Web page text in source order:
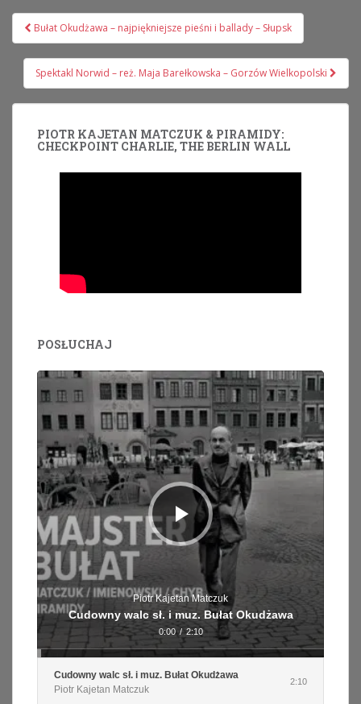
Nawigacja
wpisu
Bułat Okudżawa – najpiękniejsze pieśni i ballady – Słupsk
Spektakl Norwid – reż. Maja Barełkowska – Gorzów Wielkopolski
PIOTR KAJETAN MATCZUK & PIRAMIDY:
CHECKPOINT CHARLIE, THE BERLIN WALL
POSŁUCHAJ
Odtwarzacz
dźwiękowych
Piotr Kajetan Matczuk
Cudowny walc sł. i muz. Bułat Okudżawa
0:00 / 2:10
Cudowny walc sł. i muz. Bułat Okudżawa
Piotr Kajetan Matczuk
2:10